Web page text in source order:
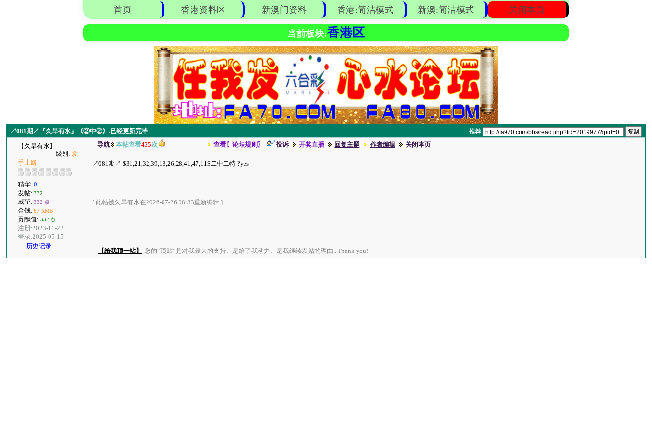
首页 香港资料区 新澳门资料 香港:简洁模式 新澳:简洁模式 关闭本页
当前板块:香港区
↗081期↗『久旱有水』《②中②》.已经更新完毕 推荐
【久旱有水】
级别: 新
手上路
精华:0
发帖:332
威望:332 点
金钱:67 RMB
贡献值:332 点
注册:2023-11-22
登录:2025-05-15
历史记录
导航 本帖查看435次 查看〖论坛规则〗 投诉 开奖直播 回复主题 作者编辑 关闭本页
↗081期↗ $31,21,32,39,13,26,28,41,47,11$二中二特 ?yes
[ 此帖被久旱有水在2026-07-26 08:33重新编辑 ]
【给我顶一帖】 您的“顶贴”是对我最大的支持、是给了我动力、是我继续发贴的理由...Thank you!